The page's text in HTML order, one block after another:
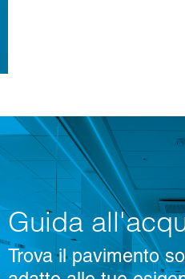
Guida
Trova il pavimento